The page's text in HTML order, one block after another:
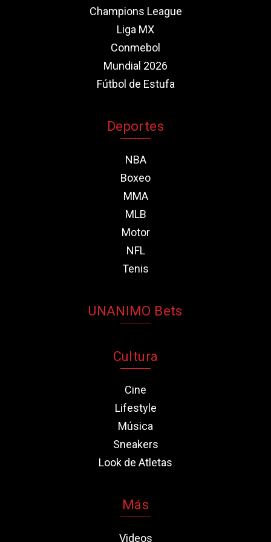
Champions League
Liga MX
Conmebol
Mundial 2026
Fútbol de Estufa
Deportes
NBA
Boxeo
MMA
MLB
Motor
NFL
Tenis
UNANIMO Bets
Cultura
Cine
Lifestyle
Música
Sneakers
Look de Atletas
Más
Videos